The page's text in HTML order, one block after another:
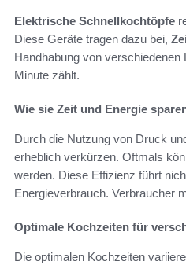
Elektrische Schnellkochtöpfe
Diese Geräte tragen dazu bei,
Handhabung von
Minute zählt.
Wie sie Zeit und Energie
Durch die Nutzung von Druck
erheblich verkürzen. Oftmals
werden. Diese Effizienz führt
Energieverbrauch. Verbraucher
Optimale Kochzeiten für
Die optimalen Kochzeiten